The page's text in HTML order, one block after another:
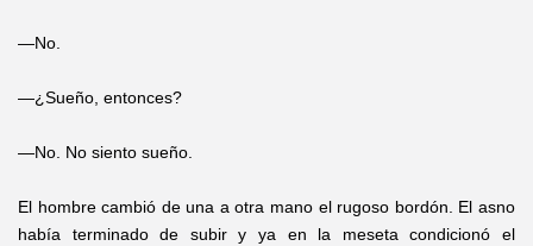
—No.
—¿Sueño, entonces?
—No. No siento sueño.
El hombre cambió de una a otra mano el rugoso bordón. El asno
había terminado de subir y ya en la meseta condicionó el